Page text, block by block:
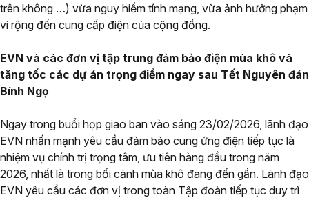
trên không …) vừa nguy hiểm tính mạng, vừa ảnh hưởng phạm
vi rộng đến cung cấp điện của cộng đồng.
EVN và các đơn vị tập trung đảm bảo điện mùa khô và
tăng tốc các dự án trọng điểm ngay sau Tết Nguyên đán
Bính Ngọ
Ngay trong buổi họp giao ban vào sáng 23/02/2026, lãnh đạo
EVN nhấn mạnh yêu cầu đảm bảo cung ứng điện tiếp tục là
nhiệm vụ chính trị trọng tâm, ưu tiên hàng đầu trong năm
2026, nhất là trong bối cảnh mùa khô đang đến gần. Lãnh đạo
EVN yêu cầu các đơn vị trong toàn Tập đoàn tiếp tục duy trì